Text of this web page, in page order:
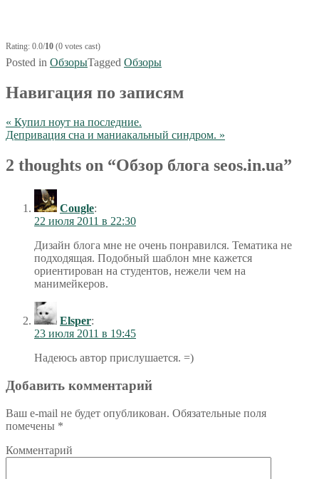
Rating: 0.0/10 (0 votes cast)
Posted in ОбзорыTagged Обзоры
Навигация по записям
« Купил ноут на последние.
Депривация сна и маниакальный синдром. »
2 thoughts on “Обзор блога seos.in.ua”
Cougle:
22 июля 2011 в 22:30
Дизайн блога мне не очень понравился. Тематика не
подходящая. Подобный шаблон мне кажется
ориентирован на студентов, нежели чем на
манимейкеров.
Elsper:
23 июля 2011 в 19:45
Надеюсь автор прислушается. =)
Добавить комментарий
Ваш e-mail не будет опубликован. Обязательные поля
помечены *
Комментарий